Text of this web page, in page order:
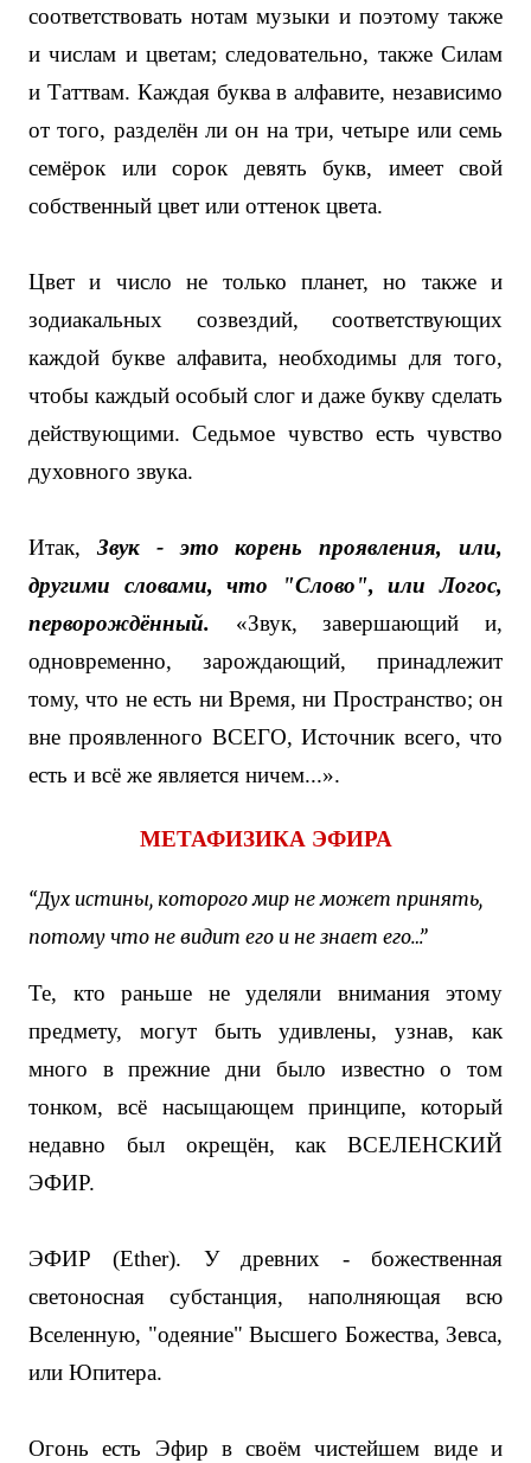
соответствовать нотам музыки и поэтому также
и числам и цветам; следовательно, также Силам
и Таттвам. Каждая буква в алфавите, независимо
от того, разделён ли он на три, четыре или семь
семёрок или сорок девять букв, имеет свой
собственный цвет или оттенок цвета.
Цвет и число не только планет, но также и
зодиакальных созвездий, соответствующих
каждой букве алфавита, необходимы для того,
чтобы каждый особый слог и даже букву сделать
действующими. Седьмое чувство есть чувство
духовного звука.
Итак, Звук - это корень проявления, или,
другими словами, что "Слово", или Логос,
перворождённый. «Звук, завершающий и,
одновременно, зарождающий, принадлежит
тому, что не есть ни Время, ни Пространство; он
вне проявленного ВСЕГО, Источник всего, что
есть и всё же является ничем...».
МЕТАФИЗИКА ЭФИРА
“Дух истины, которого мир не может принять,
потому что не видит его и не знает его…”
Те, кто раньше не уделяли внимания этому
предмету, могут быть удивлены, узнав, как
много в прежние дни было известно о том
тонком, всё насыщающем принципе, который
недавно был окрещён, как ВСЕЛЕНСКИЙ
ЭФИР.
ЭФИР (Ether). У древних - божественная
светоносная субстанция, наполняющая всю
Вселенную, "одеяние" Высшего Божества, Зевса,
или Юпитера.
Огонь есть Эфир в своём чистейшем виде и